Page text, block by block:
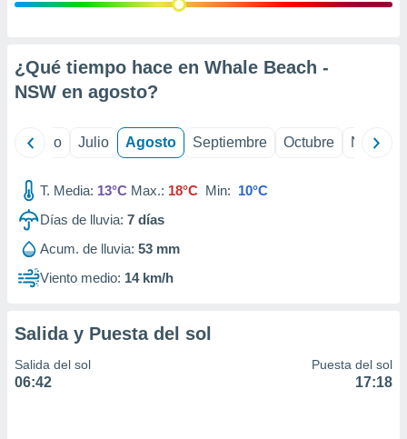
e
mediante
de
1199
¿Qué tiempo hace en Whale Beach -
NSW en agosto?
Junio Julio Agosto Septiembre Octubre
T. Media: 13°C Max.: 18°C Min: 10°C
Días de lluvia: 7 días
Acum. de lluvia: 53 mm
Viento medio: 14 km/h
Salida y Puesta del sol
Salida del sol
06:42
Puesta del sol
17:18